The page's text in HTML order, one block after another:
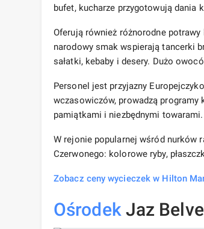
bufet, kucharze przygotowują dania
Oferują również różnorodne
narodowy smak wspierają tancerki
sałatki, kebaby i desery. Dużo
Personel jest przyjazny
wczasowiczów, prowadzą
pamiątkami i niezbędnymi towarami.
W rejonie popularnej wśród nurków
Czerwonego: kolorowe ryby,
Zobacz ceny wycieczek w Hilton
OśrodekJaz